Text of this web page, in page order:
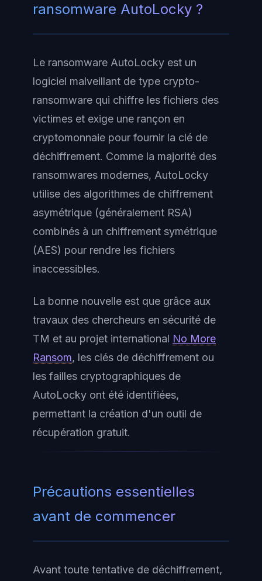
ransomware AutoLocky ?
Le ransomware AutoLocky est un
logiciel malveillant de type crypto-
ransomware qui chiffre les fichiers des
victimes et exige une rançon en
cryptomonnaie pour fournir la clé de
déchiffrement. Comme la majorité des
ransomwares modernes, AutoLocky
utilise des algorithmes de chiffrement
asymétrique (généralement RSA)
combinés à un chiffrement symétrique
(AES) pour rendre les fichiers
inaccessibles.
La bonne nouvelle est que grâce aux
travaux des chercheurs en sécurité de
TM et au projet international No More
Ransom, les clés de déchiffrement ou
les failles cryptographiques de
AutoLocky ont été identifiées,
permettant la création d'un outil de
récupération gratuit.
Précautions essentielles
avant de commencer
Avant toute tentative de déchiffrement,